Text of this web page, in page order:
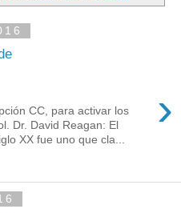
›
CC, para activar los
Dr. David Reagan: El
XX fue uno que cla...